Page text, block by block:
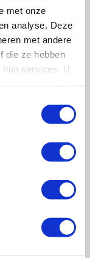
met onze
analyse. Deze
met andere
die ze hebben
services. U